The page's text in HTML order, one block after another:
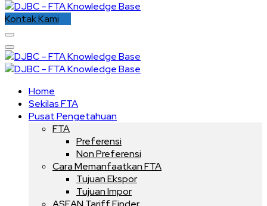
Kontak Kami
Home
Sekilas FTA
Pusat Pengetahuan
FTA
Preferensi
Non Preferensi
Cara Memanfaatkan FTA
Tujuan Ekspor
Tujuan Impor